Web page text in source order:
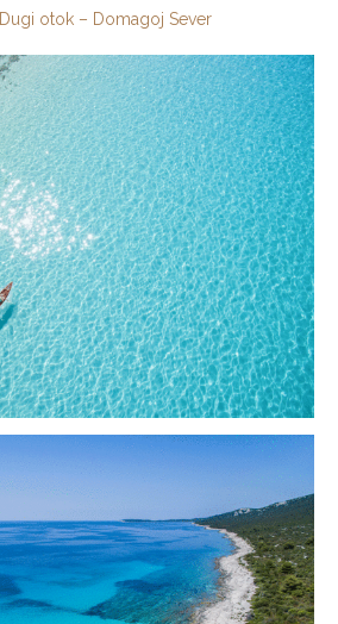
Dugi otok – Domagoj Sever